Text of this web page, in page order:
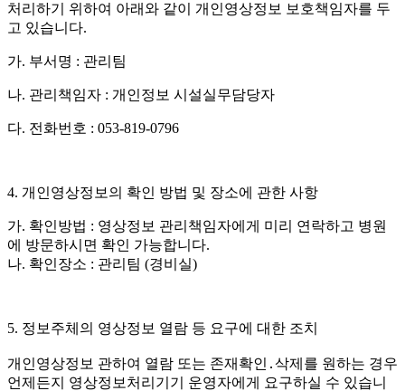
처리하기 위하여 아래와 같이 개인영상정보 보호책임자를 두
고 있습니다.
가. 부서명 : 관리팀
나. 관리책임자 : 개인정보 시설실무담당자
다. 전화번호 : 053-819-0796
4. 개인영상정보의 확인 방법 및 장소에 관한 사항
가. 확인방법 : 영상정보 관리책임자에게 미리 연락하고 병원
에 방문하시면 확인 가능합니다.
나. 확인장소 : 관리팀 (경비실)
5. 정보주체의 영상정보 열람 등 요구에 대한 조치
개인영상정보 관하여 열람 또는 존재확인․삭제를 원하는 경우
언제든지 영상정보처리기기 운영자에게 요구하실 수 있습니